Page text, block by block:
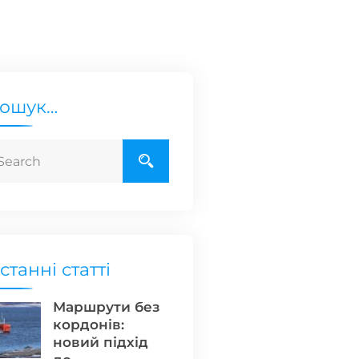
статті
Маршрути без
кордонів:
новий підхід